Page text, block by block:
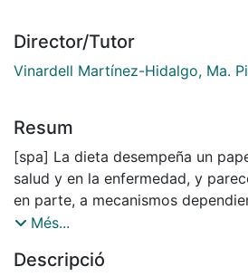
Director/Tutor
Vinardell Martínez-Hidalgo, Ma.
Resum
[spa] La dieta desempeña un
salud y en la enfermedad, y
en parte, a mecanismos
intestinal. La microbiota intestinal
comunidades microbianas que
Més...
Descripció